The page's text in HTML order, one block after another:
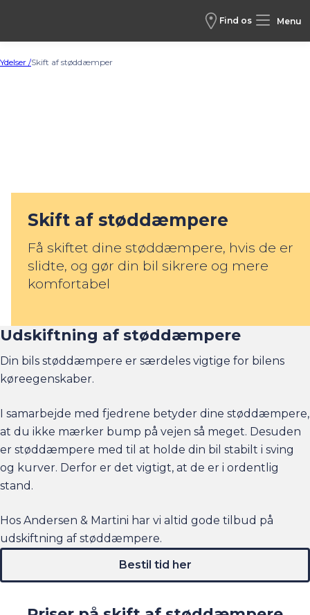
Find os Menu
Ydelser /Skift af støddæmper
Skift af støddæmpere
Få skiftet dine støddæmpere, hvis de er
slidte, og gør din bil sikrere og mere
komfortabel
Udskiftning af støddæmpere
Din bils støddæmpere er særdeles vigtige for bilens
køreegenskaber.
I samarbejde med fjedrene betyder dine støddæmpere,
at du ikke mærker bump på vejen så meget. Desuden
er støddæmpere med til at holde din bil stabilt i sving
og kurver. Derfor er det vigtigt, at de er i ordentlig
stand.
Hos Andersen & Martini har vi altid gode tilbud på
udskiftning af støddæmpere.
Bestil tid her